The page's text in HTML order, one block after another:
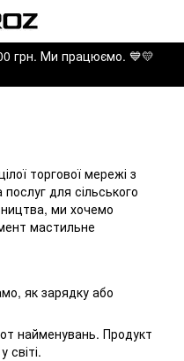
грн. Ми працюємо. ​💙💛
торгової мережі з
для сільського
ми хочемо
мастильне
як зарядку або
найменувань. Продукт
світі.